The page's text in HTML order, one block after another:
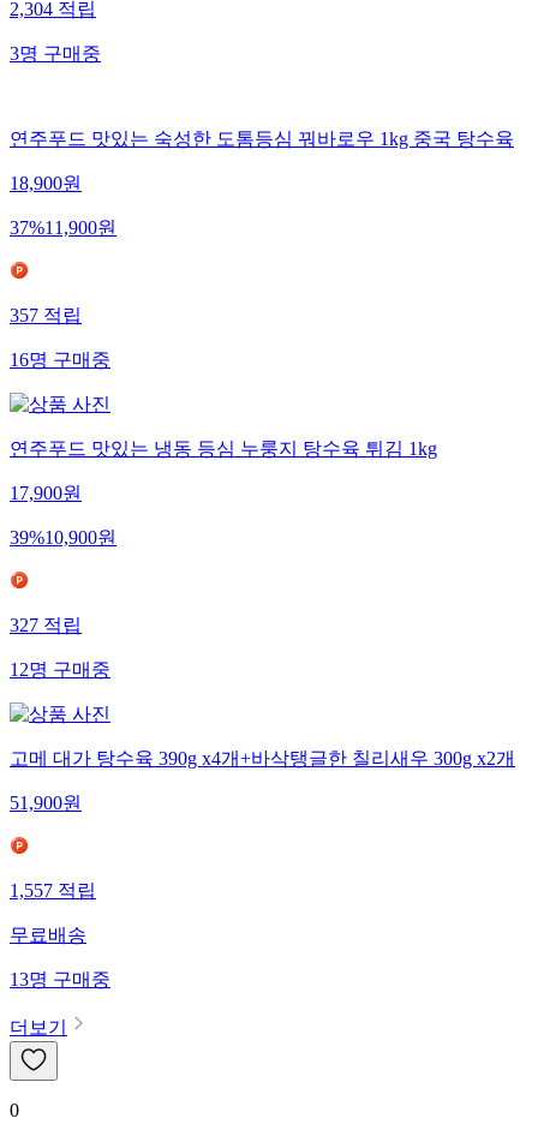
2,304적립
3명구매중
연주푸드 맛있는 숙성한 도톰등심 꿔바로우 1kg 중국 탕수육
18,900원
37%11,900원
357적립
16명구매중
연주푸드 맛있는 냉동 등심 누룽지 탕수육 튀김 1kg
17,900원
39%10,900원
327적립
12명구매중
고메 대가 탕수육 390g x4개+바삭탱글한 칠리새우 300g x2개
51,900원
1,557적립
무료배송
13명구매중
더보기
0